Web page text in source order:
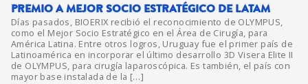
PREMIO A MEJOR SOCIO ESTRATÉGICO DE LATAM
Días pasados, BIOERIX recibió el reconocimiento de OLYMPUS,
como el Mejor Socio Estratégico en el Área de Cirugía, para
América Latina. Entre otros logros, Uruguay fue el primer país de
Latinoamérica en incorporar el último desarrollo 3D Visera Elite II
de OLYMPUS, para cirugía laparoscópica. Es también, el país con
mayor base instalada de la […]